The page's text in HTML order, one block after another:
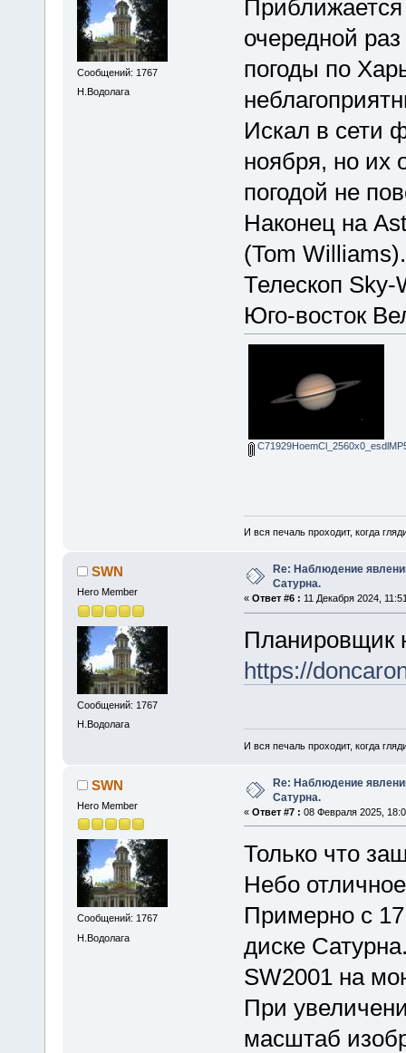
Сообщений: 1767
Н.Водолага
Приближается
очередной
погоды по
Искал в сети
ноября, но их
погодой не
Наконец на
(Tom Williams).
Телескоп Sky-
Юго-восток
И вся печаль проходит, когда
SWN
Hero Member
Сообщений: 1767
Н.Водолага
Re: Наблюдение
Сатурна.
« Ответ #6 : 11 Декабря 2024,
Планировщик
https://
И вся печаль проходит, когда
SWN
Hero Member
Сообщений: 1767
Н.Водолага
Re: Наблюдение
Сатурна.
« Ответ #7 : 08 Февраля 2025,
Только что
Небо
Примерно с
диске
SW2001 на
При
масштаб